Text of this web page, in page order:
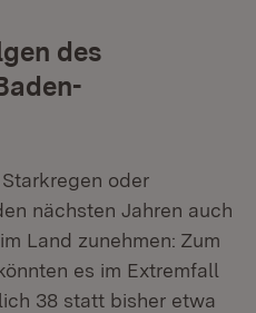
des
oder
nächsten Jahren auch
Land zunehmen: Zum
es im Extremfall
38 statt bisher etwa